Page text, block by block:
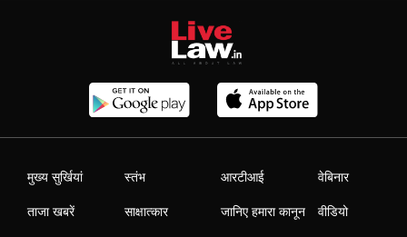
मुख्य सुर्खियां
ताजा खबरें
स्तंभ
साक्षात्कार
आरटीआई
जानिए हमारा कानून
वेबिनार
वीडियो